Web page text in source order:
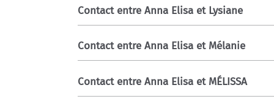
Contact entre Anna Elisa et Lysiane
Contact entre Anna Elisa et Mélanie
Contact entre Anna Elisa et MÉLISSA